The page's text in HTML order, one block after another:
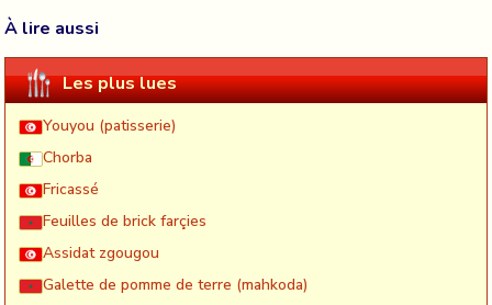
À lire aussi
Les plus lues
Youyou (patisserie)
Chorba
Fricassé
Feuilles de brick farçies
Assidat zgougou
Galette de pomme de terre (mahkoda)